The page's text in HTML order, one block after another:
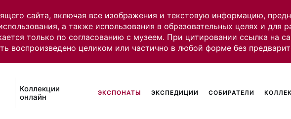
сайта, включая все изображения и текстовую информацию,
а также использования в образовательных целях и для
только по согласованию с музеем. При цитировании ссылка на
воспроизведено целиком или частично в любой форме без
Коллекции
онлайн
ЭКСПОНАТЫ ЭКСПЕДИЦИИ СОБИРАТЕЛИ